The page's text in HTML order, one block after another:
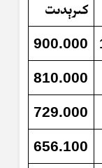
كىرېدىت
900.000
810.000
729.000
656.100